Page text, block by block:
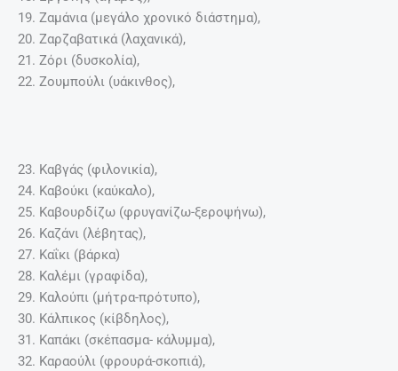
19. Ζαμάνια (μεγάλο χρονικό διάστημα),
20. Ζαρζαβατικά (λαχανικά),
21. Ζόρι (δυσκολία),
22. Ζουμπούλι (υάκινθος),
23. Καβγάς (φιλονικία),
24. Καβούκι (καύκαλο),
25. Καβουρδίζω (φρυγανίζω-ξεροψήνω),
26. Καζάνι (λέβητας),
27. Καΐκι (βάρκα)
28. Καλέμι (γραφίδα),
29. Καλούπι (μήτρα-πρότυπο),
30. Κάλπικος (κίβδηλος),
31. Καπάκι (σκέπασμα- κάλυμμα),
32. Καραούλι (φρουρά-σκοπιά),